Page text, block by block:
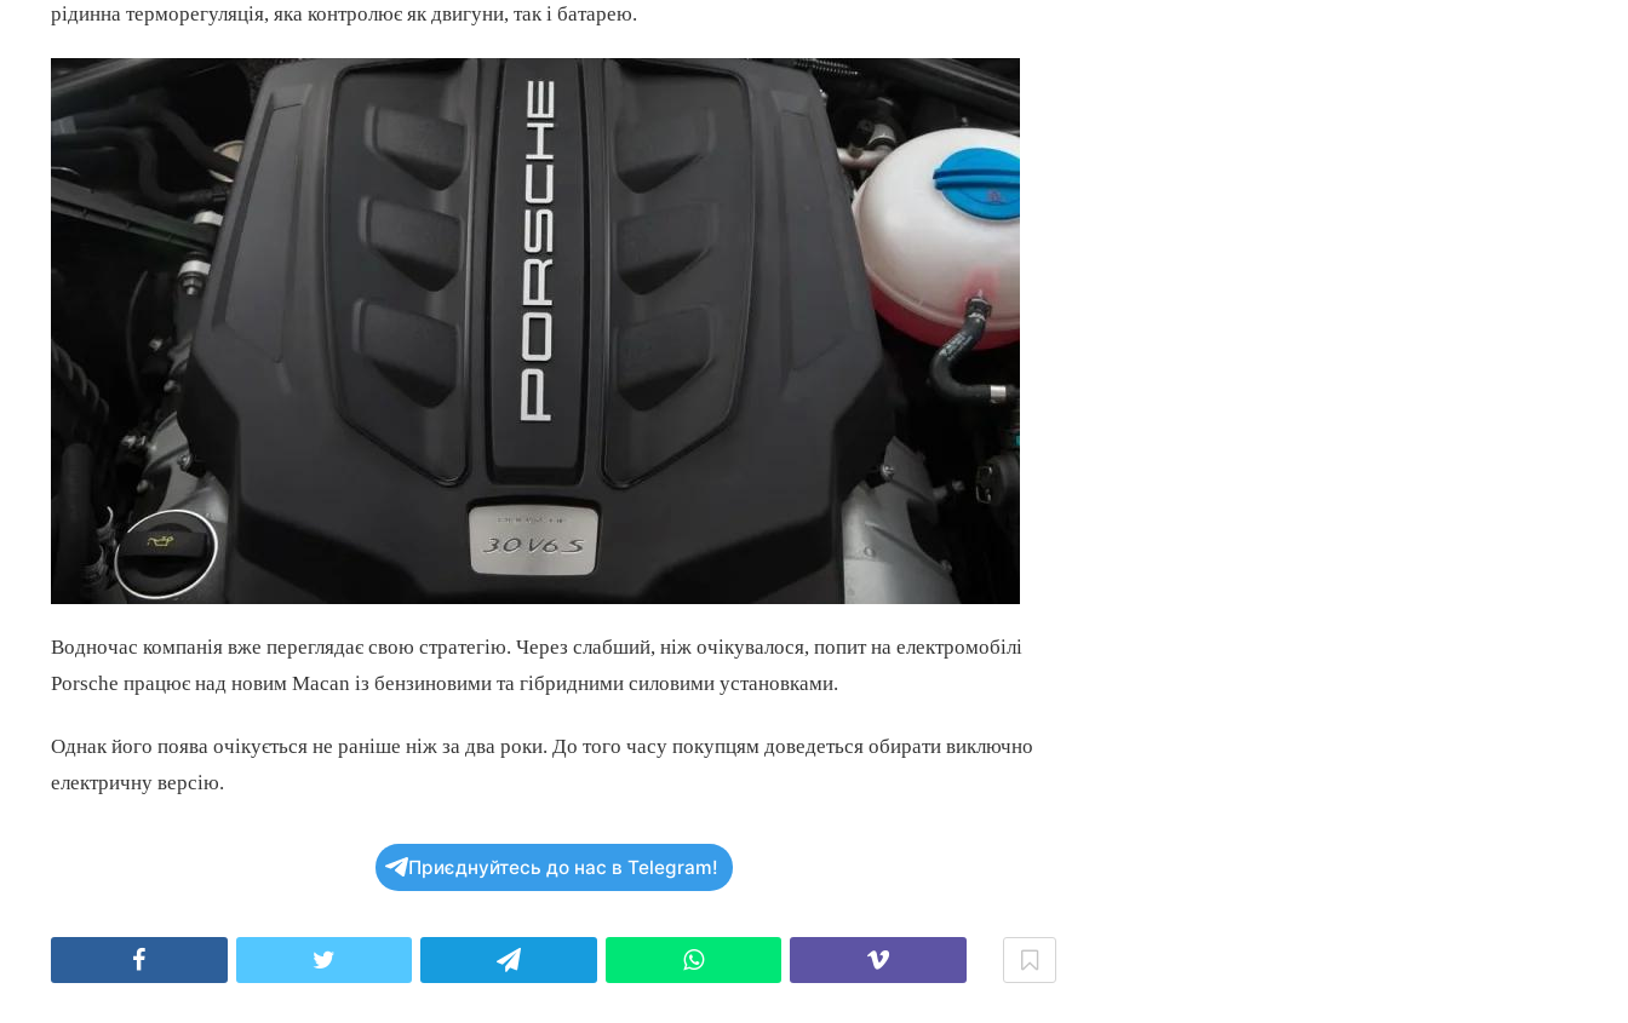
рідинна терморегуляція, яка контролює як двигуни, так і батарею.
Водночас компанія вже переглядає свою стратегію. Через слабший, ніж очікувалося, попит на електромобілі
Porsche працює над новим Macan із бензиновими та гібридними силовими установками.
Однак його поява очікується не раніше ніж за два роки. До того часу покупцям доведеться обирати виключно
електричну версію.
Приєднуйтесь до нас в Telegram!